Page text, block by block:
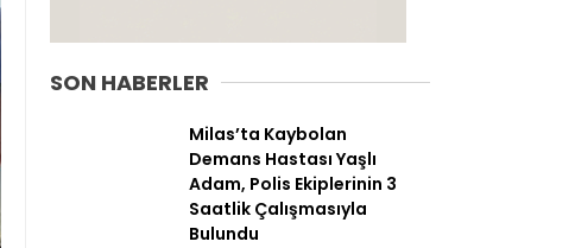
SON HABERLER
Milas’ta Kaybolan
Demans Hastası Yaşlı
Adam, Polis Ekiplerinin 3
Saatlik Çalışmasıyla
Bulundu